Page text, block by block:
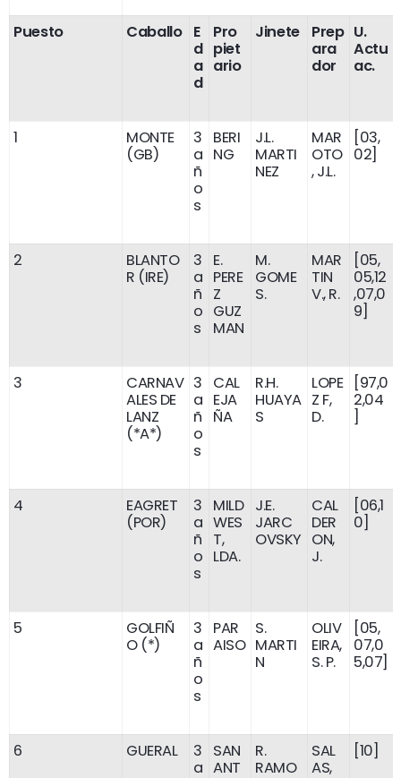
Puesto Caballo E
d
a
d
Pro
piet
ario
Jinete
Prep
ara
dor
U.
Actu
ac.
1
MONTE
(GB)
3
a
ñ
o
s
BERI
NG
J.L.
MARTI
NEZ
MAR
OTO
, J.L.
[03,
02]
2
BLANTO
R (IRE)
3
a
ñ
o
s
E.
PERE
Z
GUZ
MAN
M.
GOME
S.
MAR
TIN
V., R.
[05,
05,12
,07,0
9]
3
CARNAV
ALES DE
LANZ
(*A*)
3
a
ñ
o
s
CAL
EJA
ÑA
R.H.
HUAYA
S
LOPE
Z F,
D.
[97,0
2,04
]
4
EAGRET
(POR)
3
a
ñ
o
s
MILD
WES
T,
LDA.
J.E.
JARC
OVSKY
CAL
DER
ON,
J.
[06,1
0]
5
GOLFIÑ
O (*)
3
a
ñ
o
s
PAR
AISO
S.
MARTI
N
OLIV
EIRA,
S. P.
[05,
07,0
5,07]
6 GUERAL
3
a
SAN
ANT
R.
RAMO
SAL
AS,
[10]